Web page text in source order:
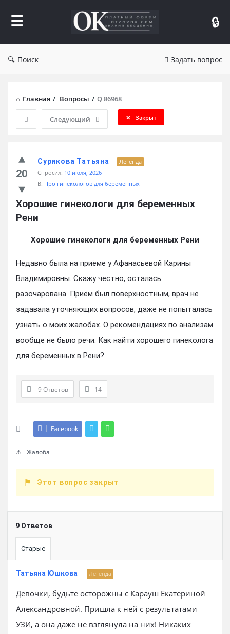
Отзывы
Поиск Задать вопрос
Главная / Вопросы / Q 86968
Следующий Закрыт
20
Сурикова Татьяна
Легенда
Спросил: 10 июля, 2026
В: Про гинекологов для беременных
Хорошие гинекологи для беременных
Рени
Хорошие гинекологи для беременных Рени
Недавно была на приёме у Афанасьевой Карины
Владимировны. Скажу честно, осталась
разочарована. Приём был поверхностным, врач не
задавала уточняющих вопросов, даже не попыталась
узнать о моих жалобах. О рекомендациях по анализам
вообще не было речи. Как найти хорошего гинеколога
для беременных в Рени?
9 Ответов 14
Facebook
Жалоба
Этот вопрос закрыт
9 Ответов
Старые
Татьяна Юшкова Легенда
Девочки, будьте осторожны с Карауш Екатериной
Александровной. Пришла к ней с результатами
УЗИ, а она даже не взглянула на них! Никаких